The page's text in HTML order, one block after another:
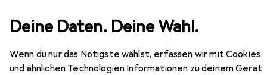
Deine Daten. Deine Wahl.
Wenn du nur das Nötigste wählst, erfassen wir mit Cookies
und ähnlichen Technologien Informationen zu deinem Gerät
Wäscheständer Vileda Viva Dry Multiflex